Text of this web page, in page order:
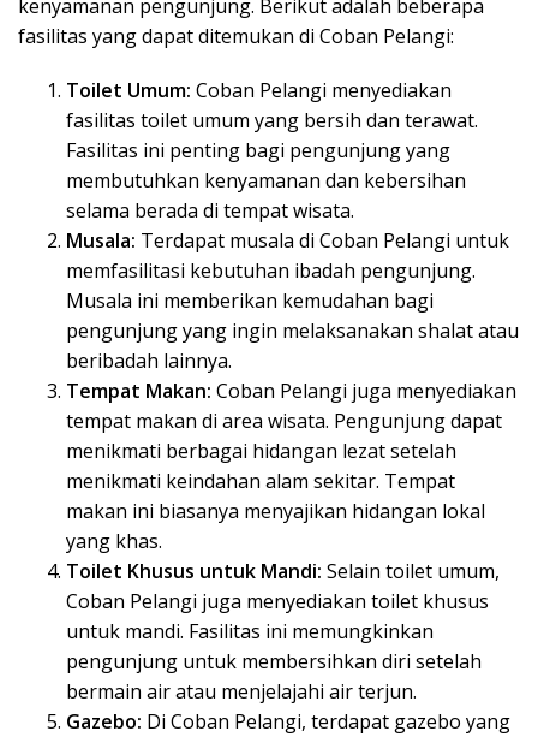
kenyamanan pengunjung. Berikut adalah beberapa
fasilitas yang dapat ditemukan di Coban Pelangi:
Toilet Umum: Coban Pelangi menyediakan
fasilitas toilet umum yang bersih dan terawat.
Fasilitas ini penting bagi pengunjung yang
membutuhkan kenyamanan dan kebersihan
selama berada di tempat wisata.
Musala: Terdapat musala di Coban Pelangi untuk
memfasilitasi kebutuhan ibadah pengunjung.
Musala ini memberikan kemudahan bagi
pengunjung yang ingin melaksanakan shalat atau
beribadah lainnya.
Tempat Makan: Coban Pelangi juga menyediakan
tempat makan di area wisata. Pengunjung dapat
menikmati berbagai hidangan lezat setelah
menikmati keindahan alam sekitar. Tempat
makan ini biasanya menyajikan hidangan lokal
yang khas.
Toilet Khusus untuk Mandi: Selain toilet umum,
Coban Pelangi juga menyediakan toilet khusus
untuk mandi. Fasilitas ini memungkinkan
pengunjung untuk membersihkan diri setelah
bermain air atau menjelajahi air terjun.
Gazebo: Di Coban Pelangi, terdapat gazebo yang